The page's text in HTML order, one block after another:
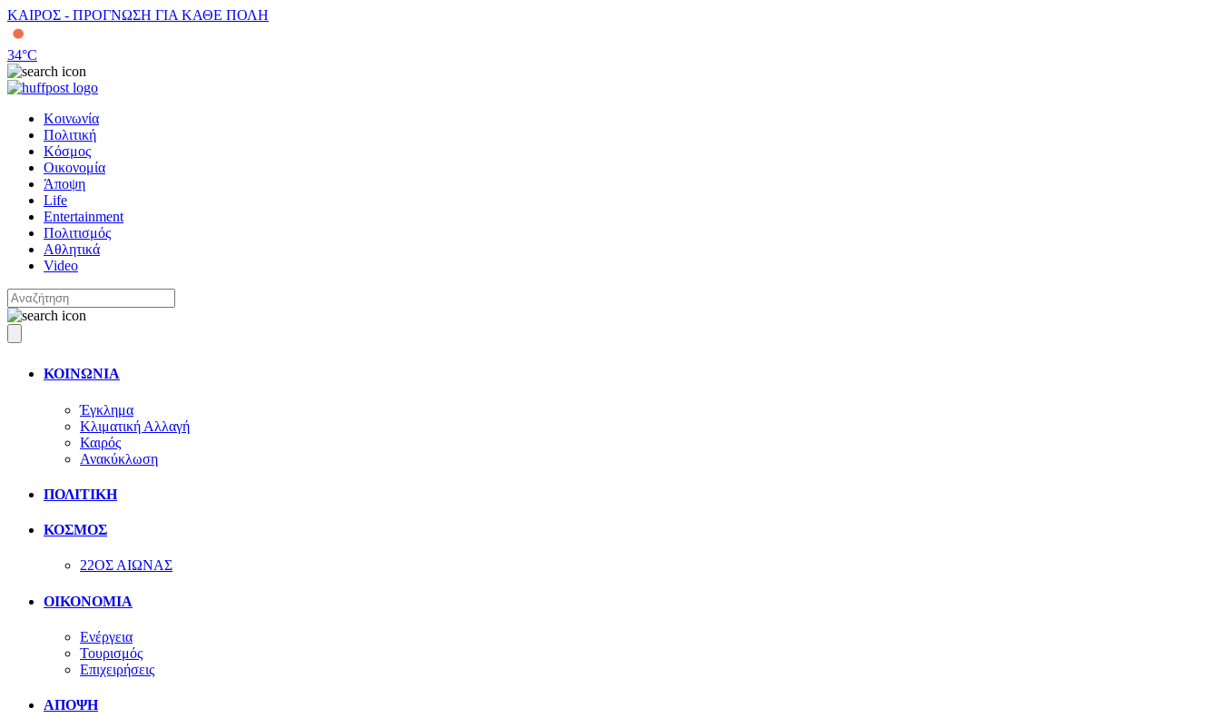
ΚΑΙΡΟΣ - ΠΡΟΓΝΩΣΗ ΓΙΑ ΚΑΘΕ ΠΟΛΗ
34°C
Κοινωνία
Πολιτική
Κόσμος
Οικονομία
Άποψη
Life
Entertainment
Πολιτισμός
Αθλητικά
Video
ΚΟΙΝΩΝΙΑ
Έγκλημα
Κλιματική Αλλαγή
Καιρός
Ανακύκλωση
ΠΟΛΙΤΙΚΗ
ΚΟΣΜΟΣ
22ΟΣ ΑΙΩΝΑΣ
ΟΙΚΟΝΟΜΙΑ
Ενέργεια
Τουρισμός
Επιχειρήσεις
ΑΠΟΨΗ